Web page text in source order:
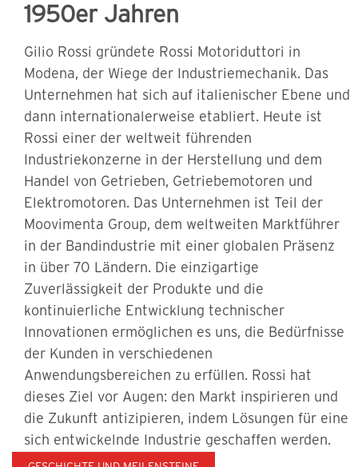
1950er Jahren
Gilio Rossi gründete Rossi Motoriduttori in
Modena, der Wiege der Industriemechanik. Das
Unternehmen hat sich auf italienischer Ebene und
dann internationalerweise etabliert. Heute ist
Rossi einer der weltweit führenden
Industriekonzerne in der Herstellung und dem
Handel von Getrieben, Getriebemotoren und
Elektromotoren. Das Unternehmen ist Teil der
Moovimenta Group, dem weltweiten Marktführer
in der Bandindustrie mit einer globalen Präsenz
in über 70 Ländern. Die einzigartige
Zuverlässigkeit der Produkte und die
kontinuierliche Entwicklung technischer
Innovationen ermöglichen es uns, die Bedürfnisse
der Kunden in verschiedenen
Anwendungsbereichen zu erfüllen. Rossi hat
dieses Ziel vor Augen: den Markt inspirieren und
die Zukunft antizipieren, indem Lösungen für eine
sich entwickelnde Industrie geschaffen werden.